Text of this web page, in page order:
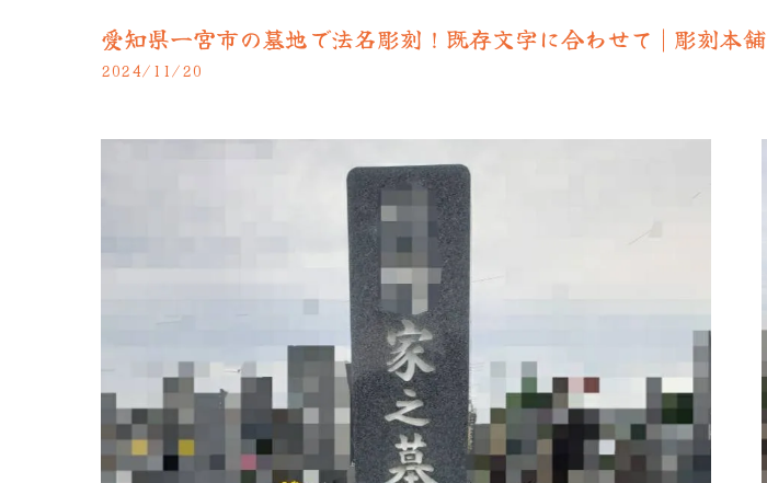
愛知県一宮市の墓地で法名彫刻！既存文字に合わせて | 彫刻本舗
2024/11/20